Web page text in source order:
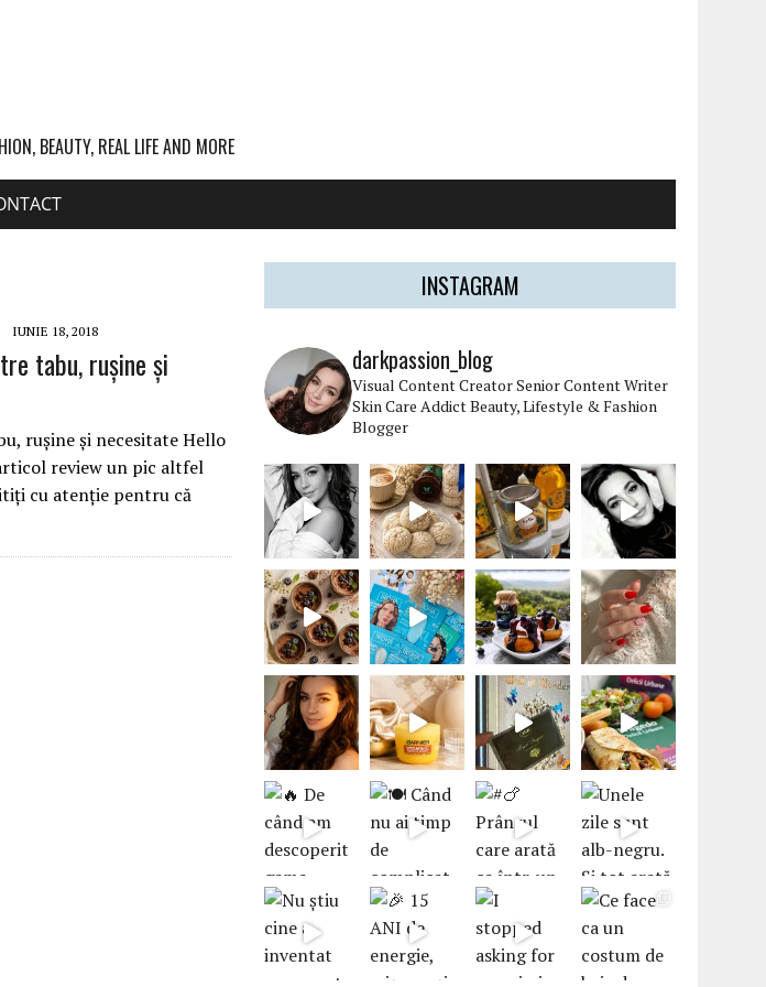
BEAUTY, REAL LIFE AND MORE
IUNIE 18, 2018
tabu, rușine și
rușine și necesitate Hello
review un pic altfel
cu atenție pentru că
INSTAGRAM
darkpassion_blog
Visual Content CreatorSenior Content Writer
Skin Care AddictBeauty, Lifestyle & Fashion
Blogger